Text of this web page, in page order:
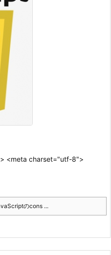
<meta charset="utf-8">
のcons ...